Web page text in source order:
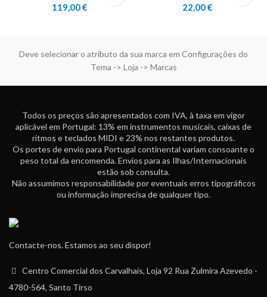
119,00€ 22,00€
Deve selecionar o atributo da sua marca em Configurações do
Tema -> Loja -> Marcas
Todos os preços são apresentados com IVA, à taxa em vigor
aplicável em Portugal: 13% em instrumentos musicais, caixas de
ritmos e teclados MIDI e 23% nos restantes produtos.
Os portes de envio para Portugal continental variam consoante o
peso total da encomenda. Envios para as Ilhas/Internacionais
estão sob consulta.
Não assumimos responsabilidade por eventuais erros tipográficos
ou informação imprecisa de qualquer tipo.
Contacte-nos. Estamos ao seu dispor!
Centro Comercial dos Carvalhais, Loja 92 Rua Zulmira Azevedo -
4780-564, Santo Tirso